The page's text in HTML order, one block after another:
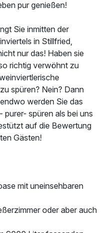
pur genießen!
Sie inmitten der
in Stillfried,
nur das! Haben sie
richtig verwöhnt zu
spüren? Nein? Dann
werden Sie das
spüren als bei uns
auf die Bewertung
Gästen!
mit uneinsehbaren
oder aber auch